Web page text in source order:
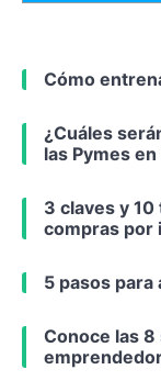
Cómo
¿Cuáles
las Pymes
3 claves y
compras por
5 pasos para
Conoce las